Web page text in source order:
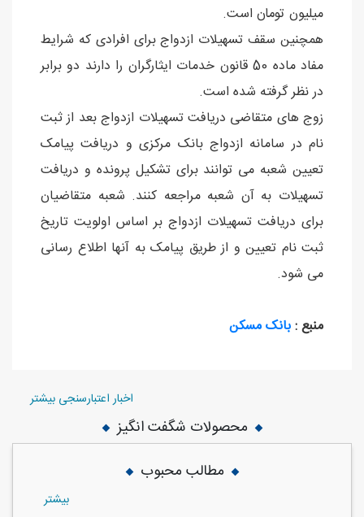
میلیون تومان است.
همچنین سقف تسهیلات ازدواج برای افرادی که شرایط
مفاد ماده 50 قانون خدمات ایثارگران را دارند دو برابر
در نظر گرفته شده است.
زوج های متقاضی دریافت تسهیلات ازدواج بعد از ثبت
نام در سامانه ازدواج بانک مرکزی و دریافت پیامک
تعیین شعبه می توانند برای تشکیل پرونده و دریافت
تسهیلات به آن شعبه مراجعه کنند. شعبه متقاضیان
برای دریافت تسهیلات ازدواج بر اساس اولویت تاریخ
ثبت نام تعیین و از طریق پیامک به آنها اطلاع رسانی
می شود.
منبع :بانک مسکن
اخبار اعتبارسنجی بیشتر
محصولات شگفت انگیز
مطالب محبوب
بيشتر